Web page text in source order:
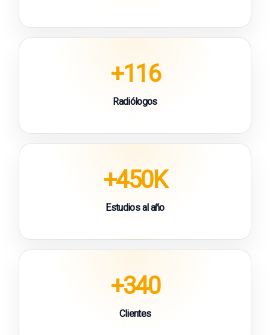
+116
Radiólogos
+450K
Estudios al año
+340
Clientes